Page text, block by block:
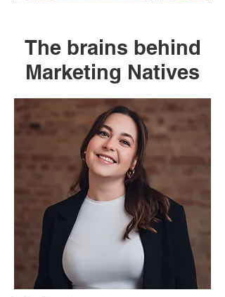
The brains behind
Marketing Natives